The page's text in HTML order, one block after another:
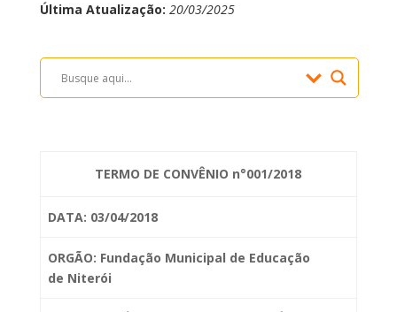
Última Atualização: 20/03/2025
TERMO DE CONVÊNIO n°001/2018
DATA: 03/04/2018
ORGÃO: Fundação Municipal de Educação
de Niterói